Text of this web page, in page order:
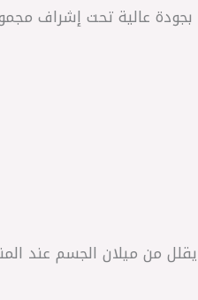
من ميلان الجسم عند